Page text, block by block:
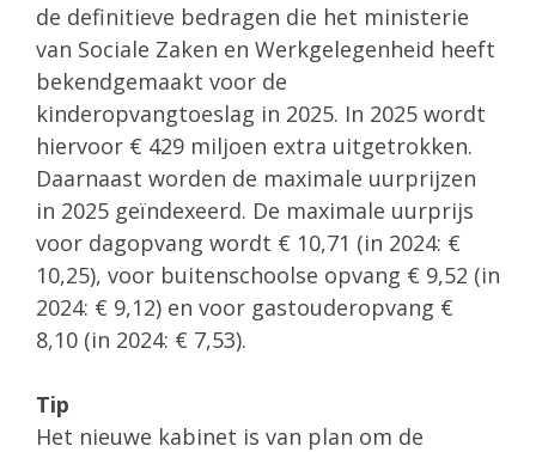
de definitieve bedragen die het ministerie
van Sociale Zaken en Werkgelegenheid heeft
bekendgemaakt voor de
kinderopvangtoeslag in 2025. In 2025 wordt
hiervoor € 429 miljoen extra uitgetrokken.
Daarnaast worden de maximale uurprijzen
in 2025 geïndexeerd. De maximale uurprijs
voor dagopvang wordt € 10,71 (in 2024: €
10,25), voor buitenschoolse opvang € 9,52 (in
2024: € 9,12) en voor gastouderopvang €
8,10 (in 2024: € 7,53).
Tip
Het nieuwe kabinet is van plan om de